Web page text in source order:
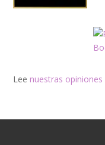
Lee nuestras opiniones